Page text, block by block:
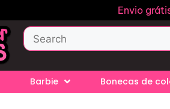
Envio
Barbie Bonecas de